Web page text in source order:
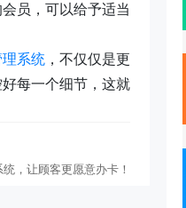
员，可以给予适当
系统，不仅仅是更
每一个细节，这就
，让顾客更愿意办卡！